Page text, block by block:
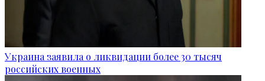
Украина заявила о ликвидации более 30 тысяч
российских военных